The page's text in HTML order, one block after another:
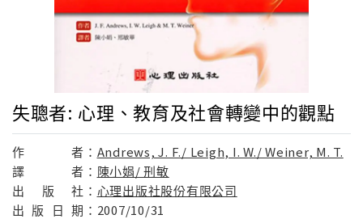
失聰者: 心理、教育及社會轉變中的觀點
作 者： Andrews, J. F./ Leigh, I. W./ Weiner, M. T.
譯
者： 陳小娟/ 刑敏
出
版 社： 心理出版社股份有限公司
出 版 日 期： 2007/10/31